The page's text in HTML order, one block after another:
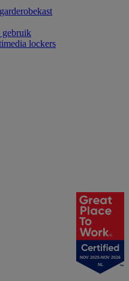
gebruik
lockers
NOV 2025-NOV 2026
NL